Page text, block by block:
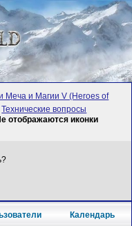
Меча и Магии V (Heroes of
Технические вопросы
иконки
Календарь